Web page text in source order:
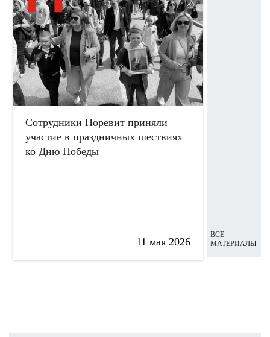
Сотрудники Поревит приняли
участие в праздничных шествиях
ко Дню Победы
11 мая 2026
ВСЕ
МАТЕРИАЛЫ